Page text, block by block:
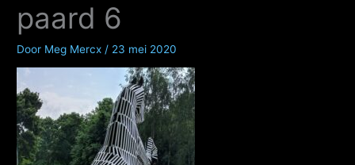
paard 6
Door Meg Mercx / 23 mei 2020